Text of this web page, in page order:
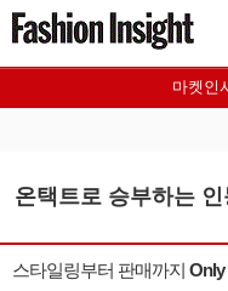
마켓인
온택트로 승부하는 인
스타일링부터 판매까지 Only